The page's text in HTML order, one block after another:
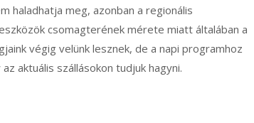
haladhatja meg, azonban a regionális
csomagterének mérete miatt általában a
végig velünk lesznek, de a napi programhoz
aktuális szállásokon tudjuk hagyni.